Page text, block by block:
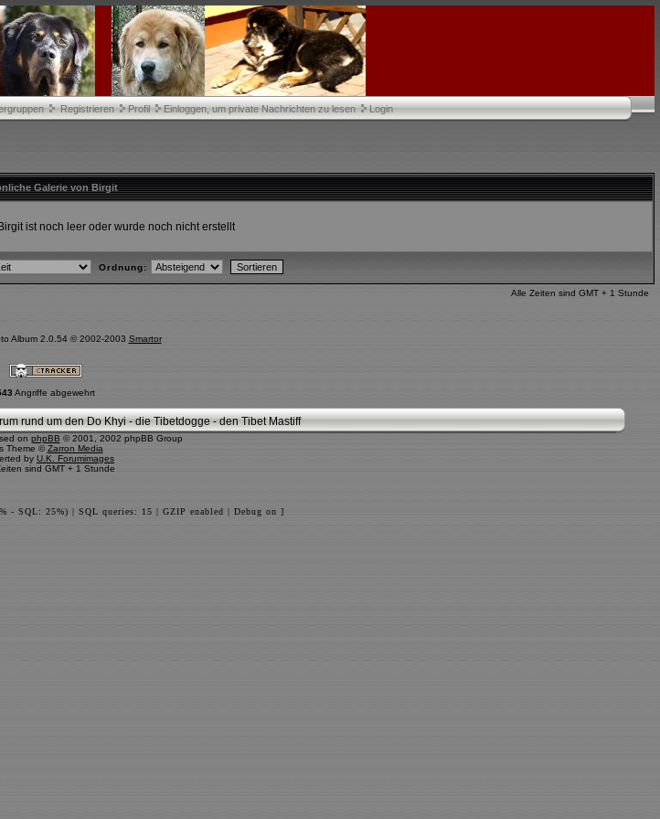
Registrieren Profil Einloggen, um private Nachrichten zu lesen Login
Galerie von Birgit
ist noch leer oder wurde noch nicht erstellt
Ordnung:
Alle Zeiten sind GMT + 1 Stunde
Album 2.0.54 © 2002-2003 Smartor
Angriffe abgewehrt
rund um den Do Khyi - die Tibetdogge - den Tibet Mastiff
on phpBB © 2001, 2002 phpBB Group
Theme ©Zarron Media
by U.K. Forumimages
sind GMT + 1 Stunde
- SQL: 25%) | SQL queries: 15 | GZIP enabled | Debug on ]